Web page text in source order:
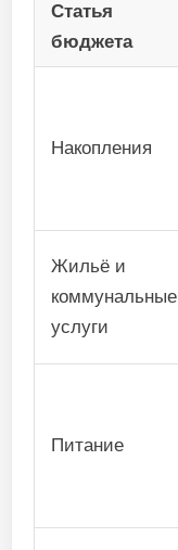
Статья
бюджета
Накопления
Жильё и
коммунальные
услуги
Питание